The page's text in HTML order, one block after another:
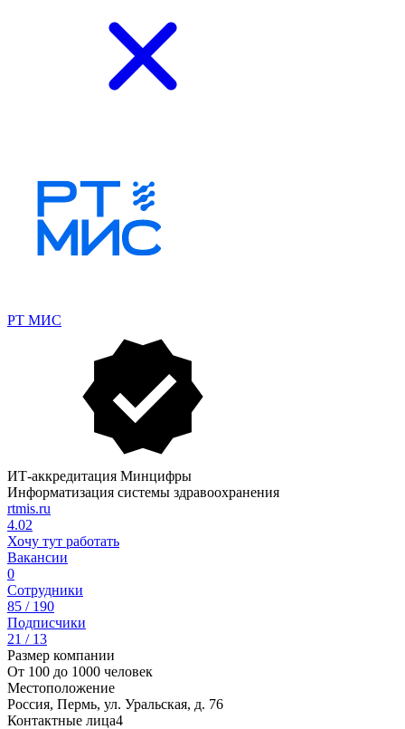
РТ МИС
ИТ-аккредитация Минцифры
Информатизация системы здравоохранения
rtmis.ru
4.02
Хочу тут работать
Вакансии
0
Сотрудники
85 / 190
Подписчики
21 / 13
Размер компании
От 100 до 1000 человек
Местоположение
Россия, Пермь, ул. Уральская, д. 76
Контактные лица4